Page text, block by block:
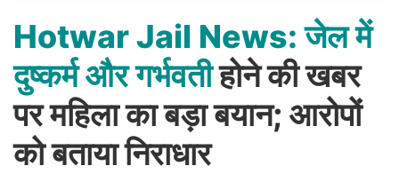
HotwarJail News: जेलमें
दुष्कर्मऔरगर्भवतीहोने की खबर
पर महिला का बड़ा बयान; आरोपों
को बताया निराधार